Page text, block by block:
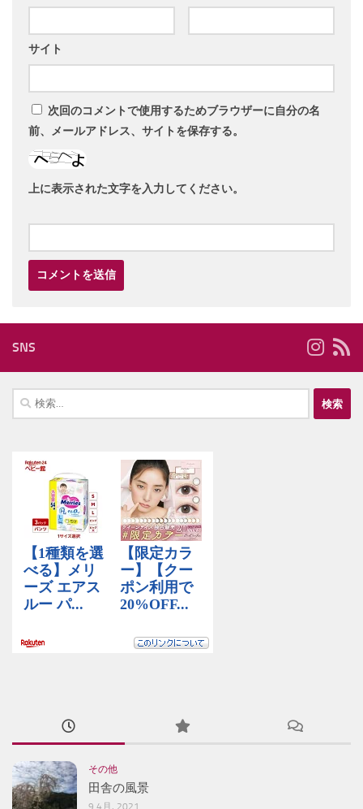
サイト
次回のコメントで使用するためブラウザーに自分の名
前、メールアドレス、サイトを保存する。
上に表示された文字を入力してください。
SNS
検
索:
その他
田舎の風景